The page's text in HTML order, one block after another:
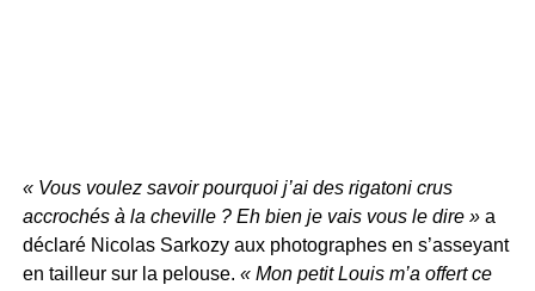
« Vous voulez savoir pourquoi j’ai des rigatoni crus
accrochés à la cheville ? Eh bien je vais vous le dire »a
déclaré Nicolas Sarkozy aux photographes en s’asseyant
en tailleur sur la pelouse. « Mon petit Louis m’a offert ce